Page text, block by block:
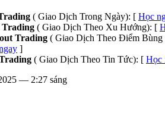
( Giao Dịch Trong Ngày): [ Học
Trading ( Giao Dịch Theo Xu Hướng): [
Trading ( Giao Dịch Theo Điểm Bùng
]
( Giao Dịch Theo Tin Tức): [ Học
— 2:27 sáng